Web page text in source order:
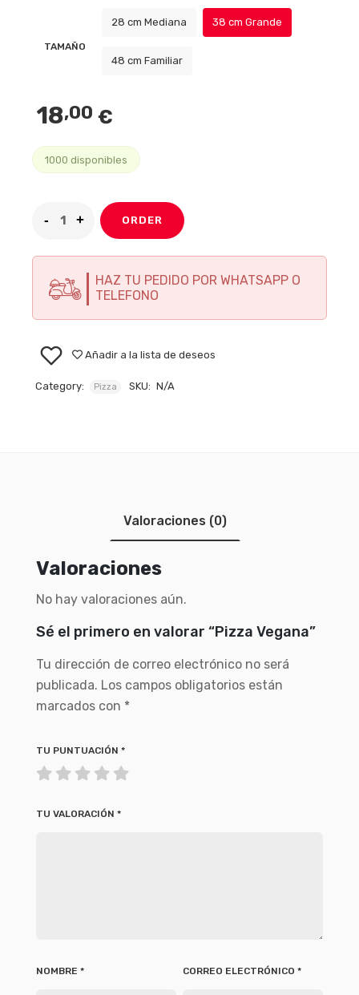
TAMAÑO
28 cm Mediana 38 cm Grande
48 cm Familiar
18,00 €
1000 disponibles
ORDER
HAZ TU PEDIDO POR WHATSAPP O
TELEFONO
Añadir a la lista de deseos
Category: Pizza SKU: N/A
Valoraciones (0)
Valoraciones
No hay valoraciones aún.
Sé el primero en valorar “Pizza Vegana”
Tu dirección de correo electrónico no será
publicada. Los campos obligatorios están
marcados con *
TU PUNTUACIÓN *
TU VALORACIÓN *
NOMBRE * CORREO ELECTRÓNICO *